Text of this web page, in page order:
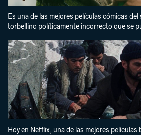
Es una de las mejores películas cómicas
torbellino políticamente incorrecto que se
Hoy en Netflix, una de las mejores películas